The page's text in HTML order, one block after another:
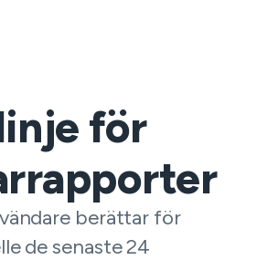
för
berättar för
de senaste 24